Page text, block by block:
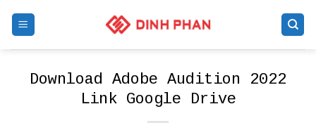
Download Adobe Audition 2022
Link Google Drive